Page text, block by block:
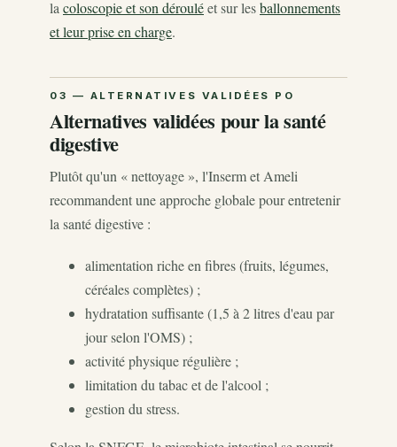
la coloscopie et son dérouléet sur lesballonnements
et leur prise en charge.
Alternatives validées pour la santé
digestive
Plutôt qu'un « nettoyage », l'Inserm et Ameli
recommandent une approche globale pour entretenir
la santé digestive :
alimentation riche en fibres (fruits, légumes,
céréales complètes) ;
hydratation suffisante (1,5 à 2 litres d'eau par
jour selon l'OMS) ;
activité physique régulière ;
limitation du tabac et de l'alcool ;
gestion du stress.